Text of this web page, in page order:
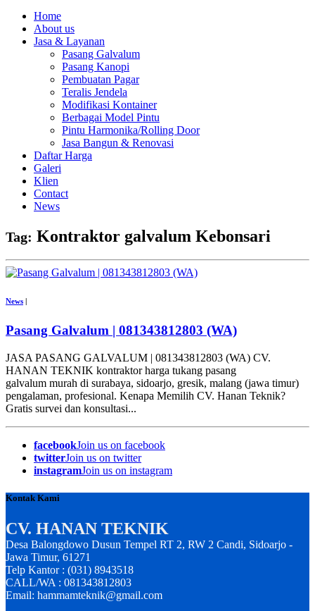
Home
About us
Jasa & Layanan
Pasang Galvalum
Pasang Kanopi
Pembuatan Pagar
Teralis Jendela
Modifikasi Kontainer
Berbagai Model Pintu
Pintu Harmonika/Rolling Door
Jasa Bangun & Renovasi
Daftar Harga
Galeri
Klien
Contact
News
Tag: Kontraktor galvalum Kebonsari
News
Pasang Galvalum | 081343812803 (WA)
JASA PASANG GALVALUM | 081343812803 (WA) CV.
HANAN TEKNIK kontraktor harga tukang pasang
galvalum murah di surabaya, sidoarjo, gresik, malang (jawa timur)
pengalaman, profesional. Kenapa Memilih CV. Hanan Teknik?
Gratis survei dan konsultasi...
facebookJoin us on facebook
twitterJoin us on twitter
instagramJoin us on instagram
Kontak Kami
CV. HANAN TEKNIK
Desa Balongdowo Dusun Tempel RT 2, RW 2 Candi, Sidoarjo -
Jawa Timur, 61271
Telp Kantor : (031) 8943518
CALL/WA : 081343812803
Email: hammamteknik@gmail.com